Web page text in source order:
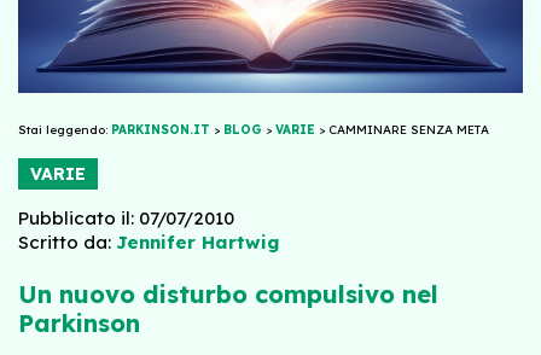
Stai leggendo: PARKINSON.IT > BLOG > VARIE > CAMMINARE SENZA META
VARIE
Pubblicato il: 07/07/2010
Scritto da: Jennifer Hartwig
Un nuovo disturbo compulsivo nel
Parkinson